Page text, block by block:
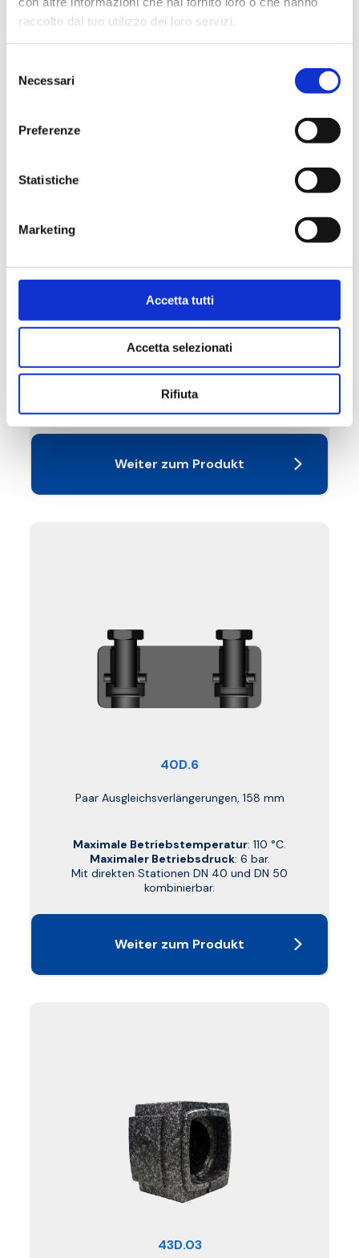
raccolto dal tuo utilizzo dei loro servizi.
delNecessari
Preferenze
Statistiche
Marketing
Accetta tutti
Accetta selezionati
Rifiuta
52D050.03
2 Kugelabsperrventile für Regeleinheiten DN
40 und DN 50
Maximale Betriebstemperatur: 95 °C.
Maximaler Betriebsdruck: 10 bar
Mit motorisierbaren Stationen DN 40 und DN
Weiter zum Produkt
40D.6
Paar Ausgleichsverlängerungen, 158 mm
Maximale Betriebstemperatur: 110 °C.
Maximaler Betriebsdruck: 6 bar.
Mit direkten Stationen DN 40 und DN 50
kombinierbar.
Weiter zum Produkt
43D.03